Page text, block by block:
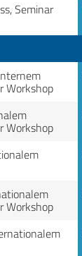
Seminar
Workshop
Workshop
Workshop